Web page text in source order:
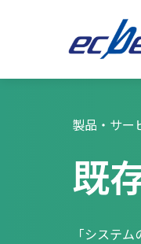
製品・サー
既
「システ